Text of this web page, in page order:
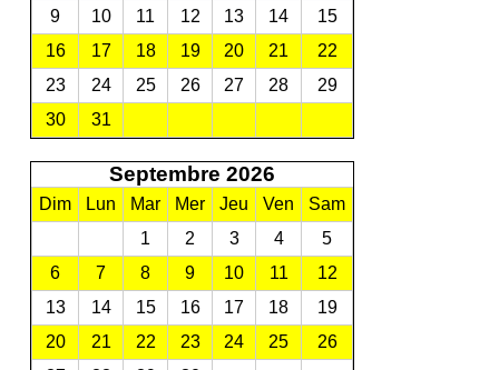
9
10 11 12 13 14
15
16
17 18 19 20 21
22
23
24 25 26 27 28
29
30
31
Septembre 2026
Dim Lun Mar Mer Jeu Ven
Sam
1
2 3 4
5
6
7 8 9 10 11
12
13
14 15 16 17 18
19
20
21 22 23 24 25
26